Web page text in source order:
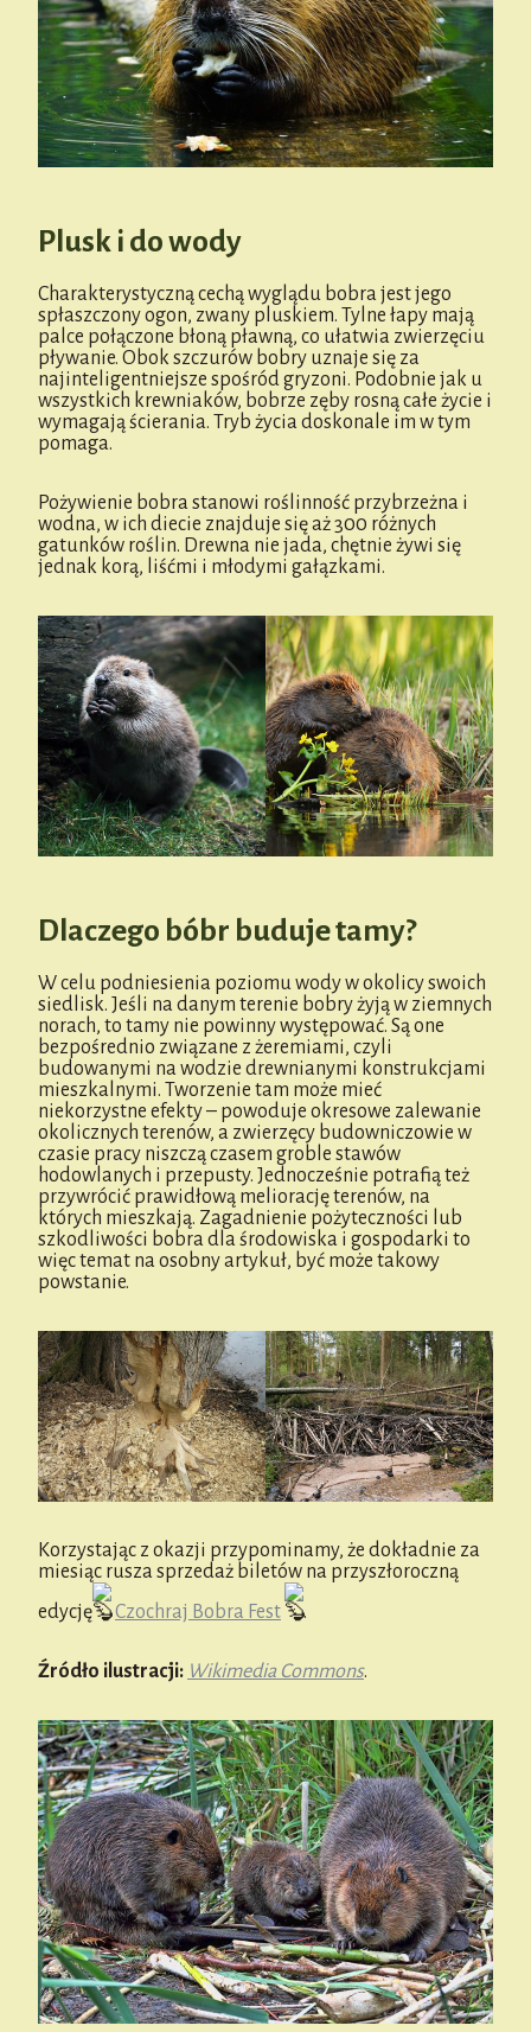
Plusk i do wody
Charakterystyczną cechą wyglądu bobra jest jego
spłaszczony ogon, zwany pluskiem. Tylne łapy mają
palce połączone błoną pławną, co ułatwia zwierzęciu
pływanie. Obok szczurów bobry uznaje się za
najinteligentniejsze spośród gryzoni. Podobnie jak u
wszystkich krewniaków, bobrze zęby rosną całe życie i
wymagają ścierania. Tryb życia doskonale im w tym
pomaga.
Pożywienie bobra stanowi roślinność przybrzeżna i
wodna, w ich diecie znajduje się aż 300 różnych
gatunków roślin. Drewna nie jada, chętnie żywi się
jednak korą, liśćmi i młodymi gałązkami.
Dlaczego bóbr buduje tamy?
W celu podniesienia poziomu wody w okolicy swoich
siedlisk. Jeśli na danym terenie bobry żyją w ziemnych
norach, to tamy nie powinny występować. Są one
bezpośrednio związane z żeremiami, czyli
budowanymi na wodzie drewnianymi konstrukcjami
mieszkalnymi. Tworzenie tam może mieć
niekorzystne efekty – powoduje okresowe zalewanie
okolicznych terenów, a zwierzęcy budowniczowie w
czasie pracy niszczą czasem groble stawów
hodowlanych i przepusty. Jednocześnie potrafią też
przywrócić prawidłową meliorację terenów, na
których mieszkają. Zagadnienie pożyteczności lub
szkodliwości bobra dla środowiska i gospodarki to
więc temat na osobny artykuł, być może takowy
powstanie.
Korzystając z okazji przypominamy, że dokładnie za
miesiąc rusza sprzedaż biletów na przyszłoroczną
edycję
Czochraj Bobra Fest .
Źródło ilustracji: Wikimedia Commons.